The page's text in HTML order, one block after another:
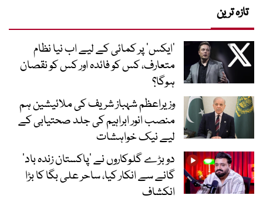
تازہ ترین
’ایکس‘ پر کمائی کے لیے اب نیا نظام
متعارف، کس کو فائدہ اور کس کو نقصان
ہوگا؟
وزیراعظم شہباز شریف کی ملائیشین ہم
منصب انور ابراہیم کی جلد صحتیابی کے
لیے نیک خواہشات
دو بڑے گلوکاروں نے ’پاکستان زندہ باد‘
گانے سے انکار کیا، ساحر علی بگا کا بڑا
انکشاف